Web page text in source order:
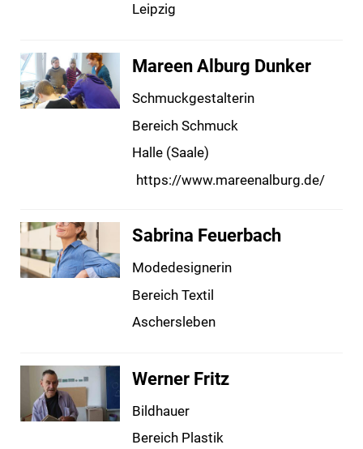
Leipzig
Mareen Alburg Dunker
Schmuckgestalterin
Bereich Schmuck
Halle (Saale)
https://www.mareenalburg.de/
Sabrina Feuerbach
Modedesignerin
Bereich Textil
Aschersleben
Werner Fritz
Bildhauer
Bereich Plastik